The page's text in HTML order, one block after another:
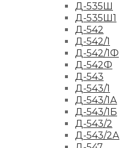
Д-535Ш
Д-535Ш1
Д-542
Д-542/1
Д-542/1Ф
Д-542Ф
Д-543
Д-543/1
Д-543/1А
Д-543/1Б
Д-543/2
Д-543/2А